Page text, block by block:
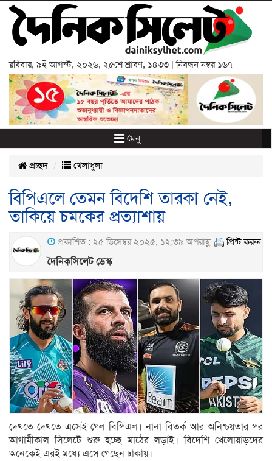
রবিবার, ৯ই আগস্ট, ২০২৬, ২৫শে শ্রাবণ, ১৪৩৩ | নিবন্ধন নম্বর ১৬৭
মেনু
প্রচ্ছদ খেলাধুলা
বিপিএলে তেমন বিদেশি তারকা নেই,
তাকিয়ে চমকের প্রত্যাশায়
প্রকাশিত : ২৫ ডিসেম্বর ২০২৫, ১২:৩৯ অপরাহ্ণ প্রিন্ট করুন
দৈনিকসিলেট ডেস্ক
দেখতে দেখতে এসেই গেল বিপিএল। নানা বিতর্ক আর অনিশ্চয়তার পর
আগামীকাল সিলেটে শুরু হচ্ছে মাঠের লড়াই। বিদেশি খেলোয়াড়দের
অনেকেই এরই মধ্যে এসে গেছেন ঢাকায়।